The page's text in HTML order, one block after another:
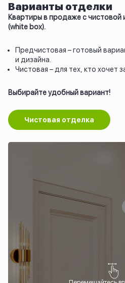
Варианты отделки
Квартиры в продаже с чистовой
(white box).
Предчистовая – готовый
и дизайна.
Чистовая – для тех, кто хочет
Выбирайте удобный вариант!
Чистовая отделка